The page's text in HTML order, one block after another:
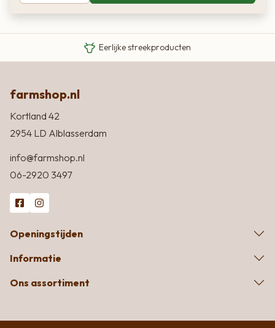
Eigen Limousin runderen
Eerlijke streekproducten
farmshop.nl
Kortland 42
2954 LD Alblasserdam
info@farmshop.nl
06-2920 3497
Openingstijden
Informatie
Ons assortiment